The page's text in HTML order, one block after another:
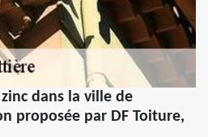
dans la ville de
proposée par DF Toiture,